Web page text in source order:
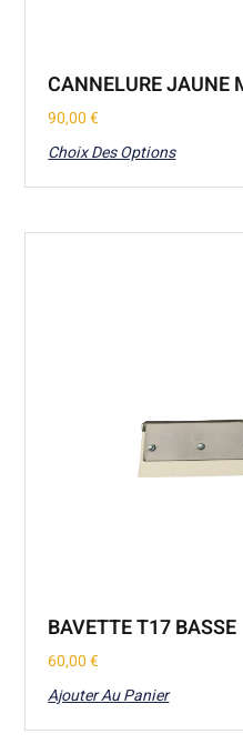
CANNELURE JAUNE
90,00€
Choix Des Options
BAVETTE T17 BASSE
60,00€
Ajouter Au Panier